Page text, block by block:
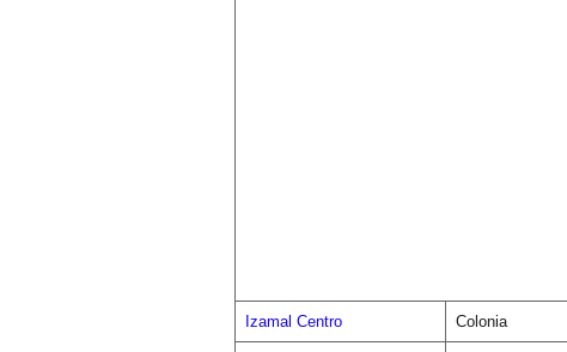
Izamal Centro Colonia